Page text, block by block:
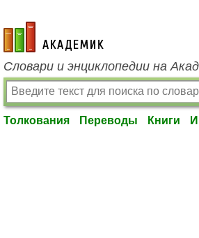
academic.ru
Словари и энциклопедии на
Толкования Переводы Книги